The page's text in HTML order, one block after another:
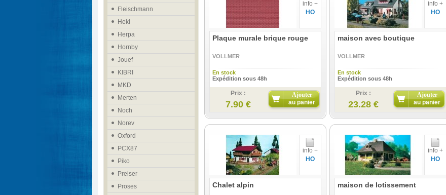
Fleischmann
Heki
Herpa
Hornby
Jouef
KIBRI
MKD
Merten
Noch
Norev
Oxford
PCX87
Piko
Preiser
Proses
info +
HO
Plaque murale brique rouge
VOLLMER
En stock
Expédition sous 48h
Prix :
7.90 €
Ajouter
au panier
info +
HO
maison avec boutique
VOLLMER
En stock
Expédition sous 48h
Prix :
23.28 €
Ajouter
au panier
info +
HO
Chalet alpin
info +
HO
maison de lotissement